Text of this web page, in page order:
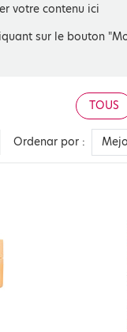
votre contenu ici
sur le bouton
TOUS
Ordenar por :